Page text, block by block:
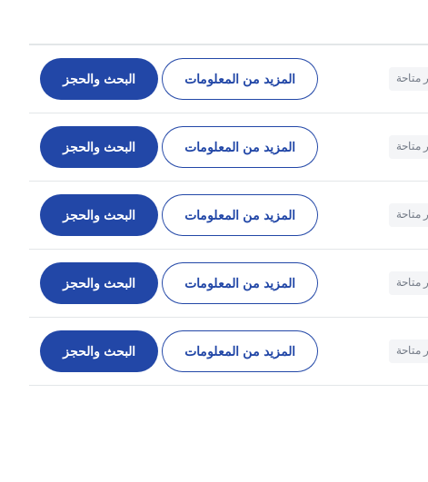
متاحة المزيد من المعلومات البحث والحجز
متاحة المزيد من المعلومات البحث والحجز
متاحة المزيد من المعلومات البحث والحجز
متاحة المزيد من المعلومات البحث والحجز
متاحة المزيد من المعلومات البحث والحجز